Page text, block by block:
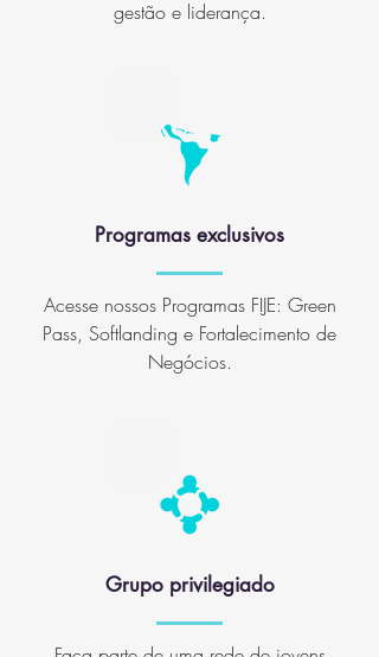
gestão e liderança.
Programas exclusivos
Acesse nossos Programas FIJE: Green
Pass, Softlanding e Fortalecimento de
Negócios.
Grupo privilegiado